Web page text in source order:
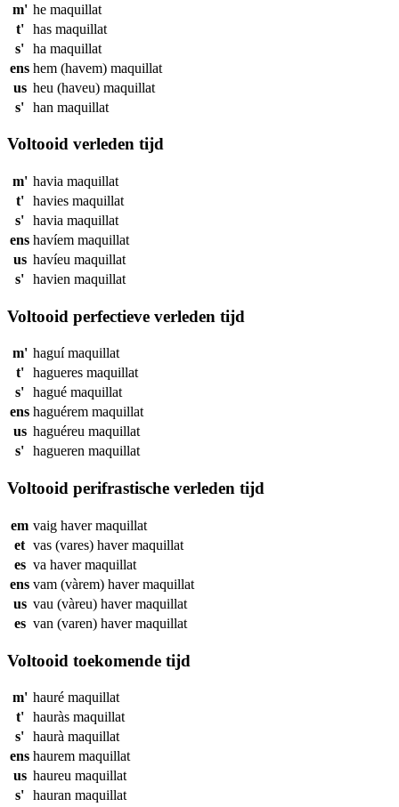
m' he maquillat
t'
has maquillat
s' ha maquillat
ens hem (havem) maquillat
us heu (haveu) maquillat
s' han maquillat
Voltooid verleden tijd
m' havia maquillat
t'
havies maquillat
s' havia maquillat
ens havíem maquillat
us havíeu maquillat
s' havien maquillat
Voltooid perfectieve verleden tijd
m' haguímaquillat
t'
hagueres maquillat
s' hagué maquillat
ens haguérem maquillat
us haguéreu maquillat
s' hagueren maquillat
Voltooid perifrastische verleden tijd
em vaig havermaquillat
et vas (vares) havermaquillat
es va havermaquillat
ens vam (vàrem) havermaquillat
us vau (vàreu) havermaquillat
es van (varen) havermaquillat
Voltooid toekomende tijd
m' hauré maquillat
t'
hauràs maquillat
s' haurà maquillat
ens haurem maquillat
us haureu maquillat
s' hauran maquillat